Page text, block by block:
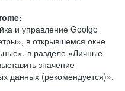
и управление Goolge
в открывшемся окне
в разделе «Личные
значение
данных (рекомендуется)».